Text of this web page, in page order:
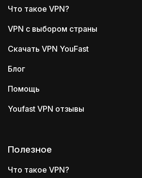
Что такое VPN?
VPN с выбором страны
Скачать VPN YouFast
Блог
Помощь
Youfast VPN отзывы
Полезное
Что такое VPN?